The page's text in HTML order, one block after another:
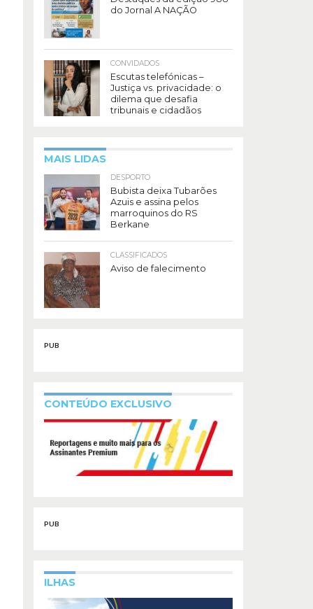
do Jornal A NAÇÃO
CONVIDADOS
Escutas telefónicas –
Justiça vs. privacidade: o
dilema que desafia
tribunais e cidadãos
MAIS LIDAS
DESPORTO
Bubista deixa Tubarões
Azuis e assina pelos
marroquinos do RS
Berkane
CLASSIFICADOS
Aviso de falecimento
PUB
CONTEÚDO EXCLUSIVO
PUB
ILHAS